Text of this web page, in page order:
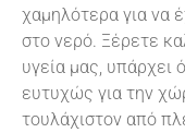
χαμηλότερα για να
στο νερό. Ξέρετε
υγεία μας, υπάρχει
ευτυχώς για την
τουλάχιστον από